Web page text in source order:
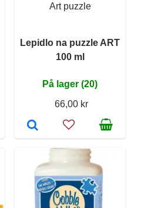
Art puzzle
Lepidlo na puzzle ART
100 ml
På lager (20)
66,00 kr